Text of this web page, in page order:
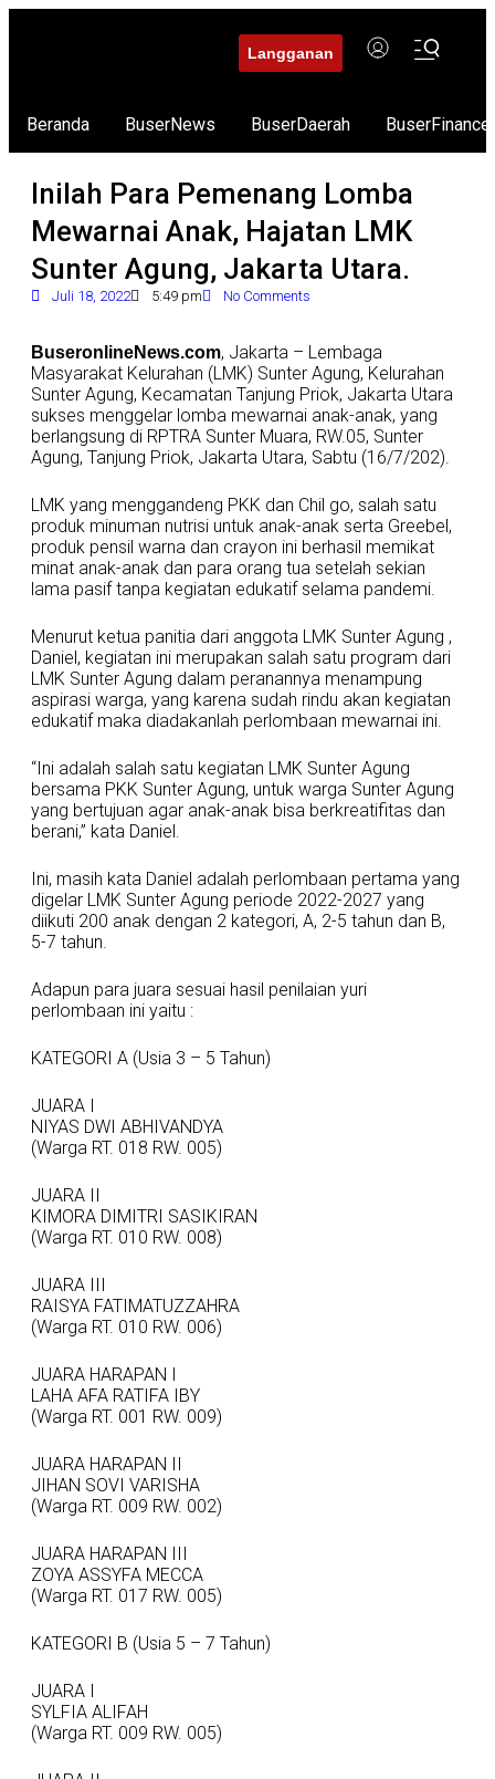
Langganan
Beranda BuserNews BuserDaerah BuserFinance
Inilah Para Pemenang Lomba
Mewarnai Anak, Hajatan LMK
Sunter Agung, Jakarta Utara.
Juli 18, 2022 5:49 pm No Comments
BuseronlineNews.com, Jakarta – Lembaga
Masyarakat Kelurahan (LMK) Sunter Agung, Kelurahan
Sunter Agung, Kecamatan Tanjung Priok, Jakarta Utara
sukses menggelar lomba mewarnai anak-anak, yang
berlangsung di RPTRA Sunter Muara, RW.05, Sunter
Agung, Tanjung Priok, Jakarta Utara, Sabtu (16/7/202).
LMK yang menggandeng PKK dan Chil go, salah satu
produk minuman nutrisi untuk anak-anak serta Greebel,
produk pensil warna dan crayon ini berhasil memikat
minat anak-anak dan para orang tua setelah sekian
lama pasif tanpa kegiatan edukatif selama pandemi.
Menurut ketua panitia dari anggota LMK Sunter Agung ,
Daniel, kegiatan ini merupakan salah satu program dari
LMK Sunter Agung dalam peranannya menampung
aspirasi warga, yang karena sudah rindu akan kegiatan
edukatif maka diadakanlah perlombaan mewarnai ini.
“Ini adalah salah satu kegiatan LMK Sunter Agung
bersama PKK Sunter Agung, untuk warga Sunter Agung
yang bertujuan agar anak-anak bisa berkreatifitas dan
berani,” kata Daniel.
Ini, masih kata Daniel adalah perlombaan pertama yang
digelar LMK Sunter Agung periode 2022-2027 yang
diikuti 200 anak dengan 2 kategori, A, 2-5 tahun dan B,
5-7 tahun.
Adapun para juara sesuai hasil penilaian yuri
perlombaan ini yaitu :
KATEGORI A (Usia 3 – 5 Tahun)
JUARA I
NIYAS DWI ABHIVANDYA
(Warga RT. 018 RW. 005)
JUARA II
KIMORA DIMITRI SASIKIRAN
(Warga RT. 010 RW. 008)
JUARA III
RAISYA FATIMATUZZAHRA
(Warga RT. 010 RW. 006)
JUARA HARAPAN I
LAHA AFA RATIFA IBY
(Warga RT. 001 RW. 009)
JUARA HARAPAN II
JIHAN SOVI VARISHA
(Warga RT. 009 RW. 002)
JUARA HARAPAN III
ZOYA ASSYFA MECCA
(Warga RT. 017 RW. 005)
KATEGORI B (Usia 5 – 7 Tahun)
JUARA I
SYLFIA ALIFAH
(Warga RT. 009 RW. 005)